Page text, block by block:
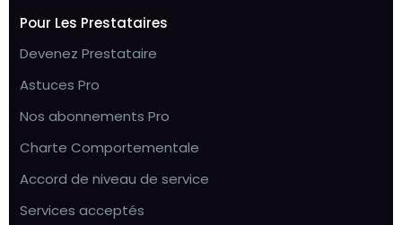
Pour Les Prestataires
Devenez Prestataire
Astuces Pro
Nos abonnements Pro
Charte Comportementale
Accord de niveau de service
Services acceptés